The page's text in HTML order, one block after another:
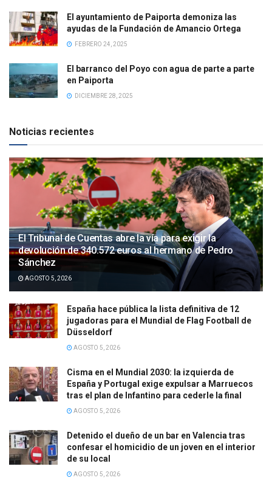
El ayuntamiento de Paiporta demoniza las
ayudas de la Fundación de Amancio Ortega
FEBRERO 24, 2025
El barranco del Poyo con agua de parte a parte
en Paiporta
DICIEMBRE 28, 2025
Noticias recientes
El Tribunal de Cuentas abre la vía para exigir la
devolución de 340.572 euros al hermano de Pedro
Sánchez
AGOSTO 5, 2026
España hace pública la lista definitiva de 12
jugadoras para el Mundial de Flag Football de
Düsseldorf
AGOSTO 5, 2026
Cisma en el Mundial 2030: la izquierda de
España y Portugal exige expulsar a Marruecos
tras el plan de Infantino para cederle la final
AGOSTO 5, 2026
Detenido el dueño de un bar en Valencia tras
confesar el homicidio de un joven en el interior
de su local
AGOSTO 5, 2026